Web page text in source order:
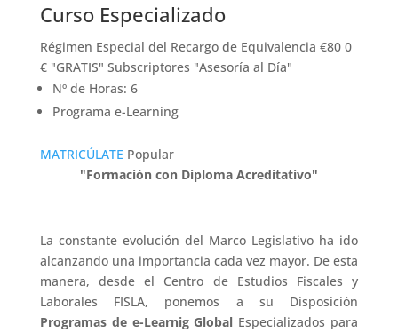
Curso Especializado
Régimen Especial del Recargo de Equivalencia €80 0
€ "GRATIS" Subscriptores "Asesoría al Día"
Nº de Horas: 6
Programa e-Learning
MATRICÚLATE Popular
"Formación con Diploma Acreditativo"
La constante evolución del Marco Legislativo ha ido
alcanzando una importancia cada vez mayor. De esta
manera, desde el Centro de Estudios Fiscales y
Laborales FISLA, ponemos a su Disposición
Programas de e-Learnig Global Especializados para